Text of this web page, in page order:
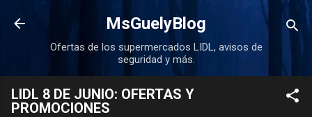
Ir al contenido principal
MsGuelyBlog
Ofertas de los supermercados LIDL, avisos de
seguridad y más.
LIDL 8 DE JUNIO: OFERTAS Y
PROMOCIONES